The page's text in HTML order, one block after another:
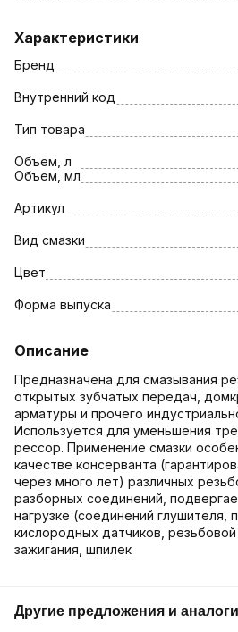
Характеристики
Бренд
Внутренний код
Тип товара
Объем, л
Объем, мл
Артикул
Вид смазки
Цвет
Форма выпуска
Описание
Предназначена для смазывания
открытых зубчатых передач,
арматуры и прочего
Используется для уменьшения
рессор. Применение смазки
качестве консерванта
через много лет) различных
разборных соединений,
нагрузке (соединений глушителя,
кислородных датчиков,
зажигания, шпилек
Другие предложения и аналоги